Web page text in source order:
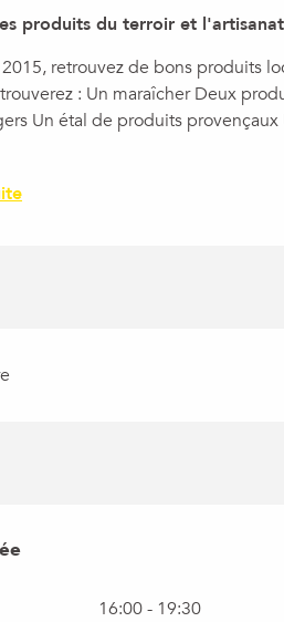
produits du terroir et
retrouvez de bons produits
: Un maraîcher Deux
Un étal de produits
16:00 - 19:30